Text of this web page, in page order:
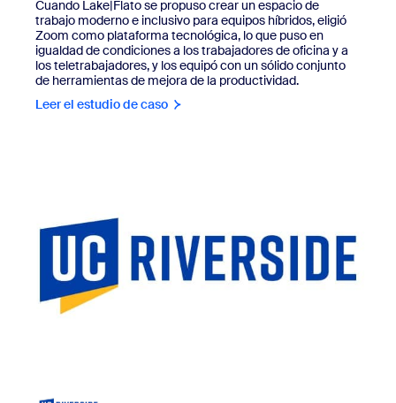
Cuando Lake|Flato se propuso crear un espacio de
trabajo moderno e inclusivo para equipos híbridos, eligió
Zoom como plataforma tecnológica, lo que puso en
igualdad de condiciones a los trabajadores de oficina y a
los teletrabajadores, y los equipó con un sólido conjunto
de herramientas de mejora de la productividad.
Leer el estudio de caso